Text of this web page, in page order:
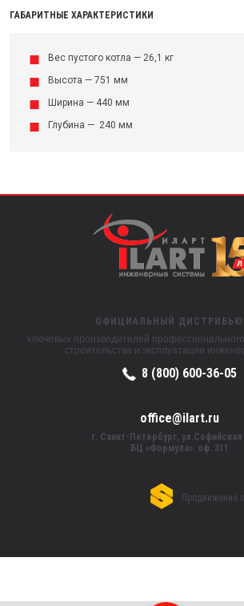
ГАБАРИТНЫЕ ХАРАКТЕРИСТИКИ
Вес пустого котла — 26,1 кг
Высота — 751 мм
Ширина — 440 мм
Глубина — 240 мм
ОФИЦИАЛЬНЫЙ
ключевых производителей
строительства и эксплуатации
8 (800) 600-36-05
office@ilart.ru
г. Санкт-Петербург, ул.Софийская
БЦ «Формула». оф. 311
Продвижение